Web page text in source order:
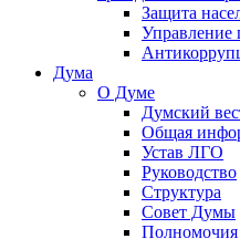
Защита
Дума
О Думе
Думский
Общая
Устав ЛГО
Руководство
Структура
Совет Думы
Полномочия